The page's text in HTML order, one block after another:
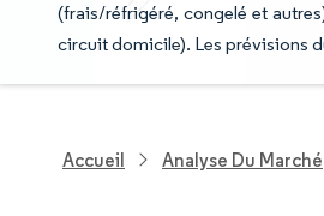
(frais/réfrigéré, congelé et
circuit domicile). Les prévisions
Accueil Analyse Du Marché